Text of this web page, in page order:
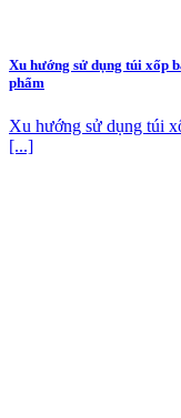
Xu hướng sử dụng túi xốp
phẩm
Xu hướng sử dụng túi
[...]